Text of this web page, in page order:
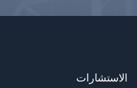
الاستشارات